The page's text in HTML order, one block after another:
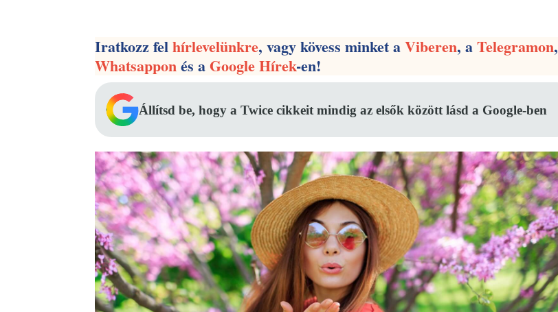
Iratkozz felhírlevelünkre, vagy kövess minket aViberen, aTelegramon,
Whatsapponés aGoogle Hírek-en!
Állítsd be, hogy a Twice cikkeit mindig az elsők között lásd a Google-ben